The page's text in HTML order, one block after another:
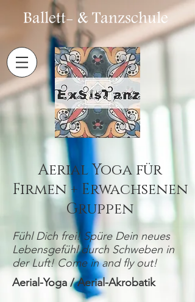
Ballett- & Tanzschule
Aerial Yoga für
Firmen + Erwachsenen
Gruppen
Fühl Dich frei! Spüre Dein neues
Lebensgefühl durch Schweben in
der Luft! Come in and fly out!
Aerial-Yoga / Aerial-Akrobatik